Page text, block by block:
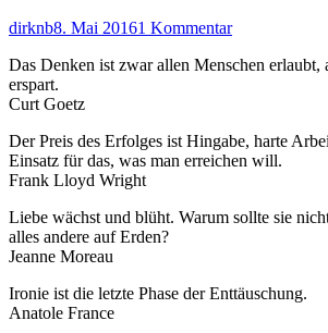
Autor
dirknbVeröffentlicht
8. Mai 20161 Kommentarzu
Bemerkungen
Das Denken ist zwar allen Menschen erlaubt,
erspart.
Curt Goetz
Der Preis des Erfolges ist Hingabe, harte
Einsatz für das, was man erreichen will.
Frank Lloyd Wright
Liebe wächst und blüht. Warum sollte sie
alles andere auf Erden?
Jeanne Moreau
Ironie ist die letzte Phase der Enttäuschung.
Anatole France